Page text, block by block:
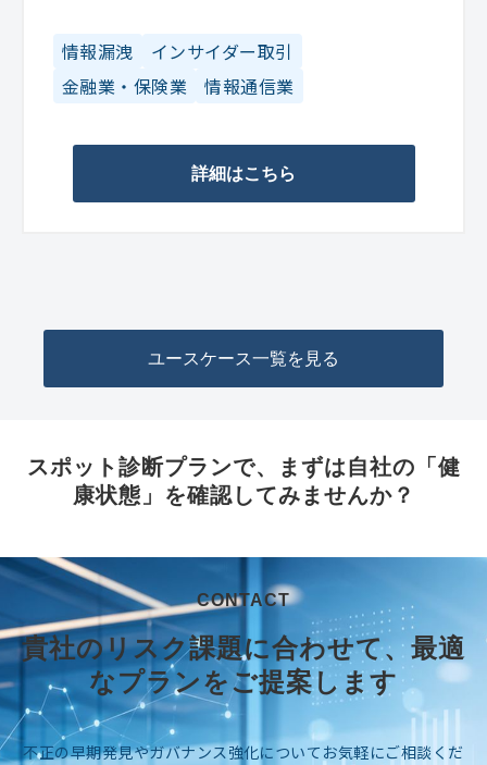
情報漏洩
インサイダー取引
金融業・保険業
情報通信業
詳細はこちら
ユースケース一覧を見る
スポット診断プランで、まずは自社の「健
康状態」を確認してみませんか？
CONTACT
貴社のリスク課題に合わせて、最適
なプランをご提案します
不正の早期発見やガバナンス強化についてお気軽にご相談くだ